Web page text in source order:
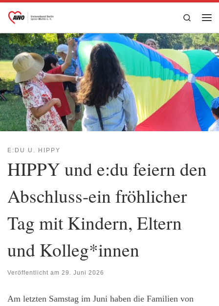
Zum Inhalt springen
Search
E:DU U. HIPPY
HIPPY und e:du feiern den
Abschluss-ein fröhlicher
Tag mit Kindern, Eltern
und Kolleg*innen
Veröffentlicht am 29. Juni 2026
Am letzten Samstag im Juni haben die Familien von